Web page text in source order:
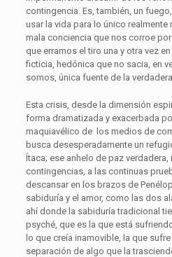
contingencia. Es, también, un
usar la vida para lo único realmente
mala conciencia que nos corroe
que erramos el tiro una y otra vez
ficticia, hedónica que no sacia, en
somos, única fuente de la
Esta crisis, desde la dimensión
forma dramatizada y exacerbada
maquiavélico de los medios de
busca desesperadamente un
Ítaca; ese anhelo de paz verdadera,
contingencias, a las continuas
descansar en los brazos de
sabiduría y el amor, como las dos
ahí donde la sabiduría tradicional
psyché, que es la que está
lo que creía inamovible, la que
separación de algo que la